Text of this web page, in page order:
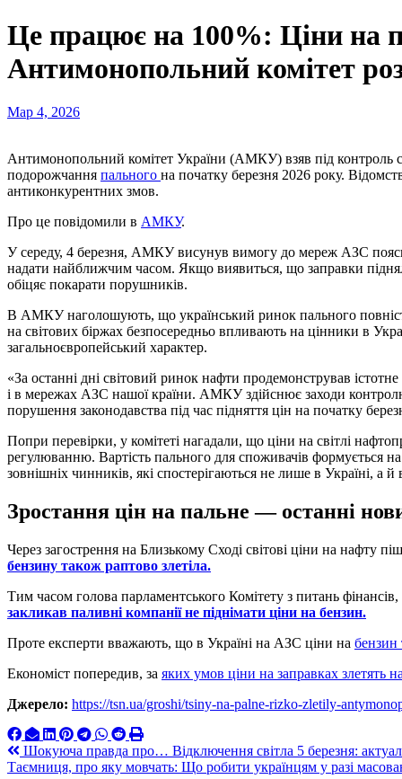
Це працює на 100%: Ціни на
Антимонопольний комітет
Мар 4, 2026
Антимонопольний комітет України (АМКУ) взяв під контроль ситуацію на ринку світлих нафтопродуктів через різке
подорожчання пального на початку березня 2026 року.
антиконкурентних змов.
Про це повідомили в АМКУ.
У середу, 4 березня, АМКУ висунув вимогу до мереж АЗС
надати найближчим часом. Якщо виявиться, що заправки
обіцяє покарати порушників.
В АМКУ наголошують, що український ринок пального
на світових біржах безпосередньо впливають на цінники в
загальноєвропейський характер.
«За останні дні світовий ринок нафти продемонстрував
і в мережах АЗС нашої країни. АМКУ здійснює заходи контролю
порушення законодавства під час підняття цін на початку
Попри перевірки, у комітеті нагадали, що ціни на світлі
регулюванню. Вартість пального для споживачів формується
зовнішніх чинників, які спостерігаються не лише в Україні, а
Зростання цін на пальне — останні
Через загострення на Близькому Сході світові ціни на нафту
бензину також раптово злетіла.
Тим часом голова парламентського Комітету з питань
закликав паливні компанії не піднімати ціни на бензин.
Проте експерти вважають, що в Україні на АЗС ціни на бензин
Економіст попередив, за яких умов ціни на заправках злетять
Джерело: https://tsn.ua/groshi/tsiny-na-palne-rizko-zletily-
Навигация
Шокуюча правда про… Відключення світла 5 березня:
Таємниця, про яку мовчать: Що робити українцям у разі